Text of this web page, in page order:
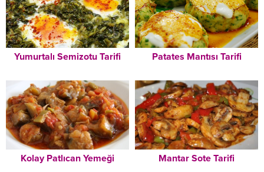
Yumurtalı Semizotu Tarifi Patates Mantısı Tarifi
Kolay Patlıcan Yemeği Mantar Sote Tarifi